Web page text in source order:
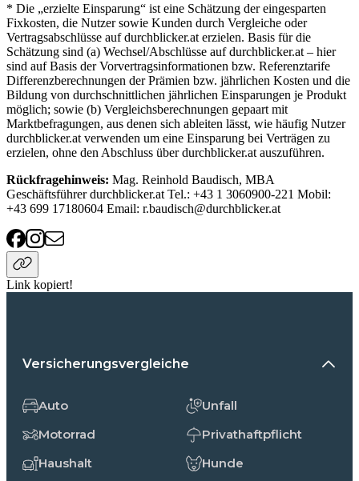
* Die „erzielte Einsparung“ ist eine Schätzung der eingesparten
Fixkosten, die Nutzer sowie Kunden durch Vergleiche oder
Vertragsabschlüsse auf durchblicker.at erzielen. Basis für die
Schätzung sind (a) Wechsel/Abschlüsse auf durchblicker.at – hier
sind auf Basis der Vorvertragsinformationen bzw. Referenztarife
Differenzberechnungen der Prämien bzw. jährlichen Kosten und die
Bildung von durchschnittlichen jährlichen Einsparungen je Produkt
möglich; sowie (b) Vergleichsberechnungen gepaart mit
Marktbefragungen, aus denen sich ableiten lässt, wie häufig Nutzer
durchblicker.at verwenden um eine Einsparung bei Verträgen zu
erzielen, ohne den Abschluss über durchblicker.at auszuführen.
Rückfragehinweis: Mag. Reinhold Baudisch, MBA
Geschäftsführer durchblicker.at Tel.: +43 1 3060900-221 Mobil:
+43 699 17180604 Email: r.baudisch@durchblicker.at
Link kopiert!
Versicherungsvergleiche
Auto
Motorrad
Haushalt
Unfall
Privathaftpflicht
Hunde